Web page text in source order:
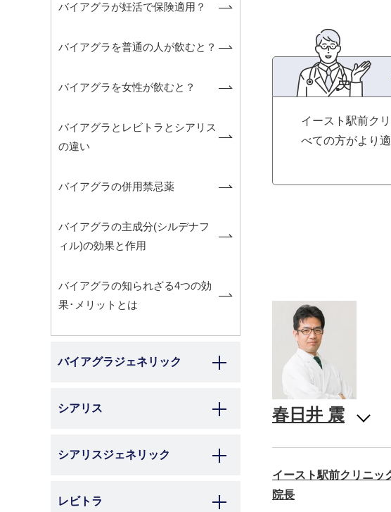
バイアグラが妊活で保険適用？
バイアグラを普通の人が飲むと？
バイアグラを女性が飲むと？
バイアグラとレビトラとシアリス
の違い
バイアグラの併用禁忌薬
バイアグラの主成分(シルデナフ
ィル)の効果と作用
バイアグラの知られざる4つの効
果･メリットとは
バイアグラジェネリック
シアリス
シアリスジェネリック
レビトラ
イースト駅前ク
べての方がより
春日井 震
イースト駅前クリニッ
院長